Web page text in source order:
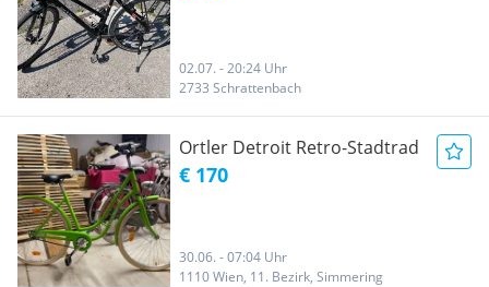
02.07. - 20:24 Uhr
2733 Schrattenbach
Ortler Detroit Retro-Stadtrad
€ 170
30.06. - 07:04 Uhr
1110 Wien, 11. Bezirk, Simmering